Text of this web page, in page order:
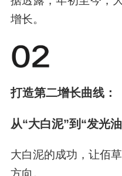
结果超出预期。2025
元，登顶美白泥膜品类
据透露，年初至今，
增长。